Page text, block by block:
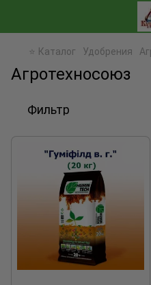
⭐ Каталог Удобрения
Агротехносоюз
Фильтр